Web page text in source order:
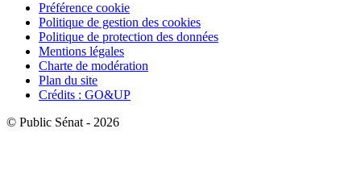
Préférence cookie
Politique de gestion des cookies
Politique de protection des données
Mentions légales
Charte de modération
Plan du site
Crédits : GO&UP
© Public Sénat - 2026